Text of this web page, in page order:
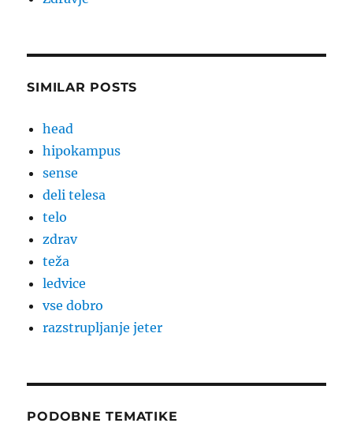
SIMILAR POSTS
head
hipokampus
sense
deli telesa
telo
zdrav
teža
ledvice
vse dobro
razstrupljanje jeter
PODOBNE TEMATIKE